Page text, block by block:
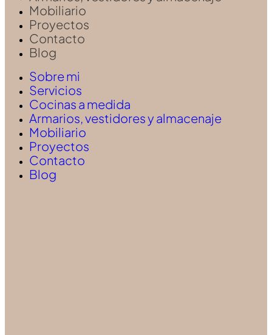
Mobiliario
Proyectos
Contacto
Blog
Sobre mi
Servicios
Cocinas a medida
Armarios, vestidores y almacenaje
Mobiliario
Proyectos
Contacto
Blog